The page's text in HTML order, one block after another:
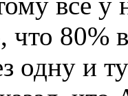
80%
одну и